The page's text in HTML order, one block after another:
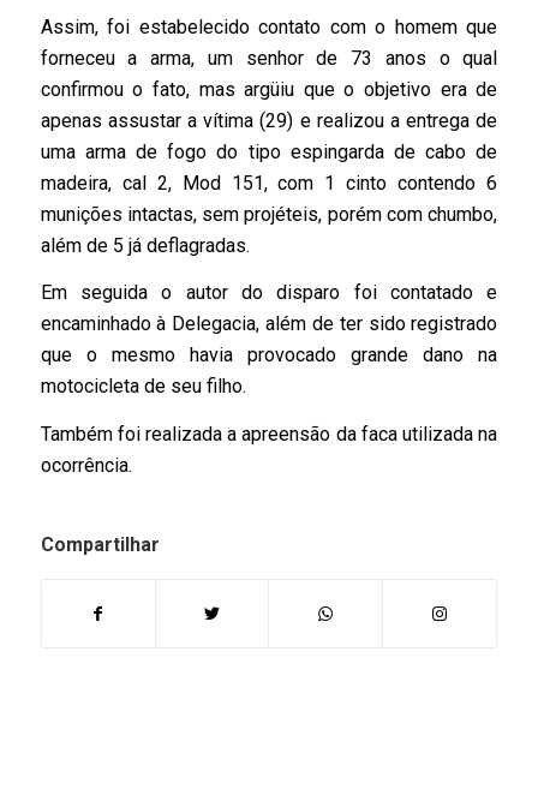
Assim, foi estabelecido contato com o homem que
forneceu a arma, um senhor de 73 anos o qual
confirmou o fato, mas argüiu que o objetivo era de
apenas assustar a vítima (29) e realizou a entrega de
uma arma de fogo do tipo espingarda de cabo de
madeira, cal 2, Mod 151, com 1 cinto contendo 6
munições intactas, sem projéteis, porém com chumbo,
além de 5 já deflagradas.
Em seguida o autor do disparo foi contatado e
encaminhado à Delegacia, além de ter sido registrado
que o mesmo havia provocado grande dano na
motocicleta de seu filho.
Também foi realizada a apreensão da faca utilizada na
ocorrência.
Compartilhar